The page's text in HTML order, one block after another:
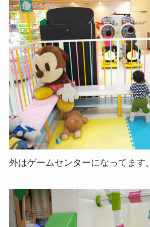
外はゲームセンターになってます。